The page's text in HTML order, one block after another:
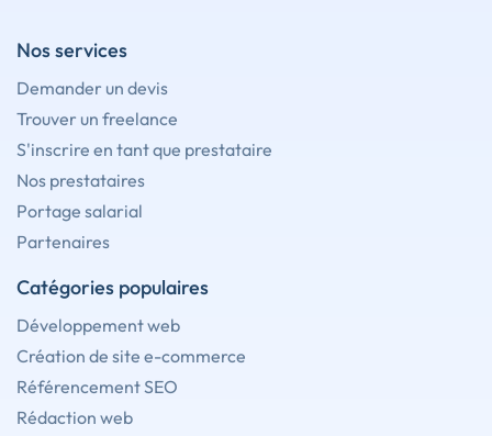
Nos services
Demander un devis
Trouver un freelance
S'inscrire en tant que prestataire
Nos prestataires
Portage salarial
Partenaires
Catégories populaires
Développement web
Création de site e-commerce
Référencement SEO
Rédaction web